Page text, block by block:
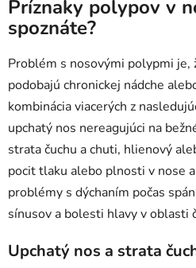
Príznaky polypov v
spoznáte?
Problém s nosovými polypmi je,
podobajú chronickej nádche
kombinácia viacerých z
upchatý nos nereagujúci na
strata čuchu a chuti, hlienový
pocit tlaku alebo plnosti v nose
problémy s dýchaním počas
sínusov a bolesti hlavy v oblasti
Upchatý nos a strata